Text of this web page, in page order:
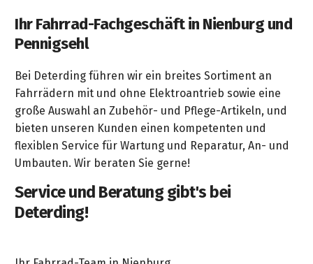
Ihr Fahrrad-Fachgeschäft in Nienburg und
Pennigsehl
Bei Deterding führen wir ein breites Sortiment an
Fahrrädern mit und ohne Elektroantrieb sowie eine
große Auswahl an Zubehör- und Pflege-Artikeln, und
bieten unseren Kunden einen kompetenten und
flexiblen Service für Wartung und Reparatur, An- und
Umbauten. Wir beraten Sie gerne!
Service und Beratung gibt's bei
Deterding!